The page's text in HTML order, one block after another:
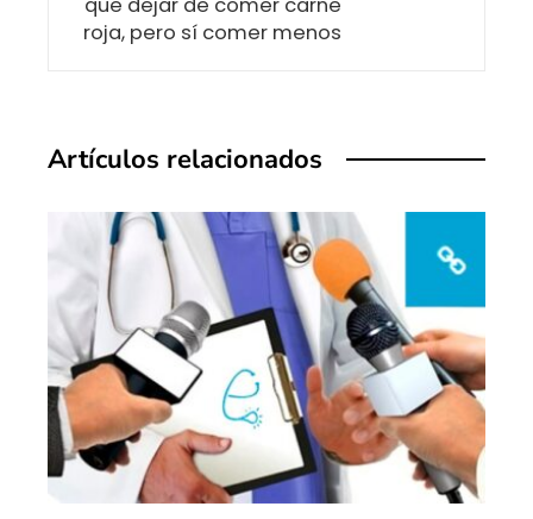
roja, pero sí comer menos
Artículos relacionados